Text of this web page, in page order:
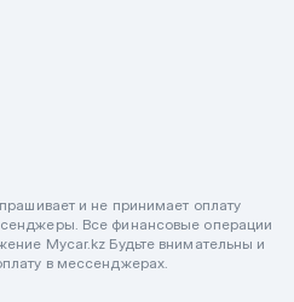
и не принимает оплату
Все финансовые операции
Mycar.kz Будьте внимательны и
в мессенджерах.